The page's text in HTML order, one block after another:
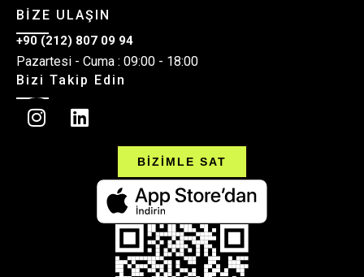
BİZE ULAŞIN
+90 (212) 807 09 94
Pazartesi - Cuma : 09:00 - 18:00
Bizi Takip Edin
BİZİMLE SAT